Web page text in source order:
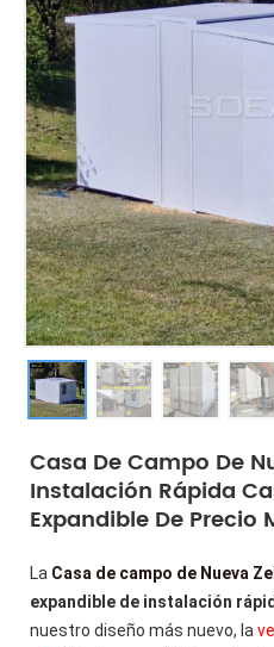
Casa De Campo De
Instalación Rápida
Expandible De Precio
La Casa de campo de Nueva
expandible de instalación
nuestro diseño más nuevo, la